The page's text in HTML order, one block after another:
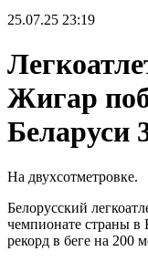
25.07.25 23:19
Жигар
Беларуси
На двухсотметровке.
Белорусский
чемпионате страны в
рекорд в беге на 200